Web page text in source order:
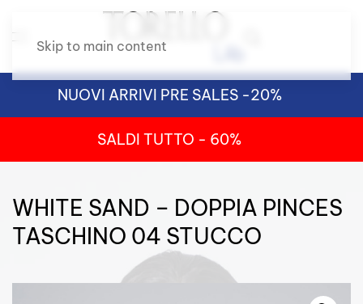
Skip to main content
NUOVI ARRIVI PRE SALES -20%
SALDI TUTTO - 60%
WHITE SAND – DOPPIA PINCES
TASCHINO 04 STUCCO